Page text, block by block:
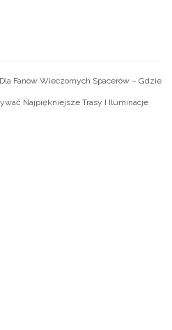
Fanów Wieczornych Spacerów – Gdzie
Najpiękniejsze Trasy I Iluminacje